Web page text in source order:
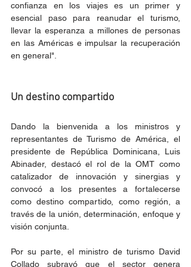
confianza en los viajes es un primer y
esencial paso para reanudar el turismo,
llevar la esperanza a millones de personas
en las Américas e impulsar la recuperación
en general".
Un destino compartido
Dando la bienvenida a los ministros y
representantes de Turismo de América, el
presidente de República Dominicana, Luis
Abinader, destacó el rol de la OMT como
catalizador de innovación y sinergias y
convocó a los presentes a fortalecerse
como destino compartido, como región, a
través de la unión, determinación, enfoque y
visión conjunta.
Por su parte, el ministro de turismo David
Collado subrayó que el sector genera